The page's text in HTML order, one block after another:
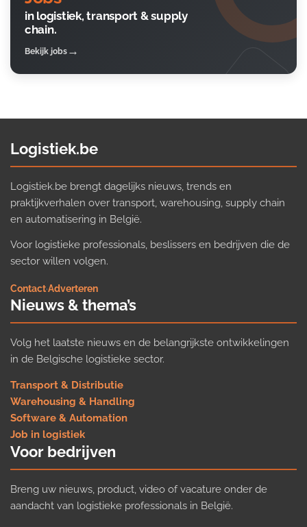
in logistiek, transport & supply
chain.
Bekijk jobs
Logistiek.be
Logistiek.be brengt dagelijks nieuws, trends en
praktijkverhalen over transport, warehousing, supply chain
en automatisering in België.
Voor logistieke professionals, beslissers en bedrijven die de
sector willen volgen.
Contact·Adverteren
Nieuws & thema’s
Volg het laatste nieuws en de belangrijkste ontwikkelingen
in de Belgische logistieke sector.
Transport & Distributie
Warehousing & Handling
Software & Automation
Job in logistiek
Voor bedrijven
Breng uw nieuws, product, video of vacature onder de
aandacht van logistieke professionals in België.